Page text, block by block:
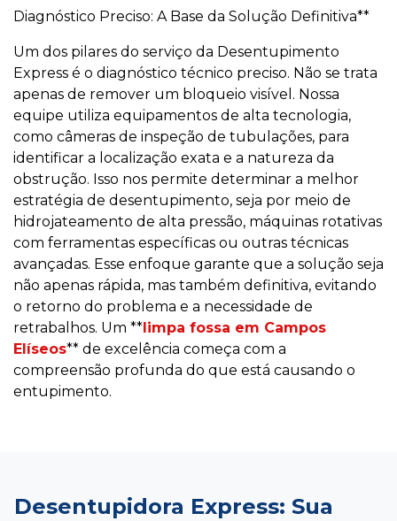
Diagnóstico Preciso: A Base da Solução Definitiva**
Um dos pilares do serviço da Desentupimento
Express é o diagnóstico técnico preciso. Não se trata
apenas de remover um bloqueio visível. Nossa
equipe utiliza equipamentos de alta tecnologia,
como câmeras de inspeção de tubulações, para
identificar a localização exata e a natureza da
obstrução. Isso nos permite determinar a melhor
estratégia de desentupimento, seja por meio de
hidrojateamento de alta pressão, máquinas rotativas
com ferramentas específicas ou outras técnicas
avançadas. Esse enfoque garante que a solução seja
não apenas rápida, mas também definitiva, evitando
o retorno do problema e a necessidade de
retrabalhos. Um ** limpa fossa em Campos
Elíseos** de excelência começa com a
compreensão profunda do que está causando o
entupimento.
Desentupidora Express: Sua